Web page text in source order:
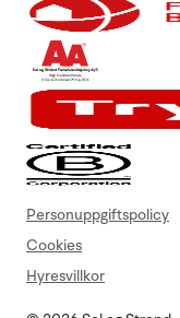
Personuppgiftspolicy
Cookies
Hyresvillkor